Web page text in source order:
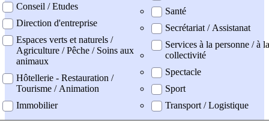
Conseil / Etudes
Direction d'entreprise
Espaces verts et naturels /
Agriculture / Pêche / Soins aux
animaux
Hôtellerie - Restauration /
Tourisme / Animation
Immobilier
Santé
Secrétariat / Assistanat
Services à la personne / à la
collectivité
Spectacle
Sport
Transport / Logistique